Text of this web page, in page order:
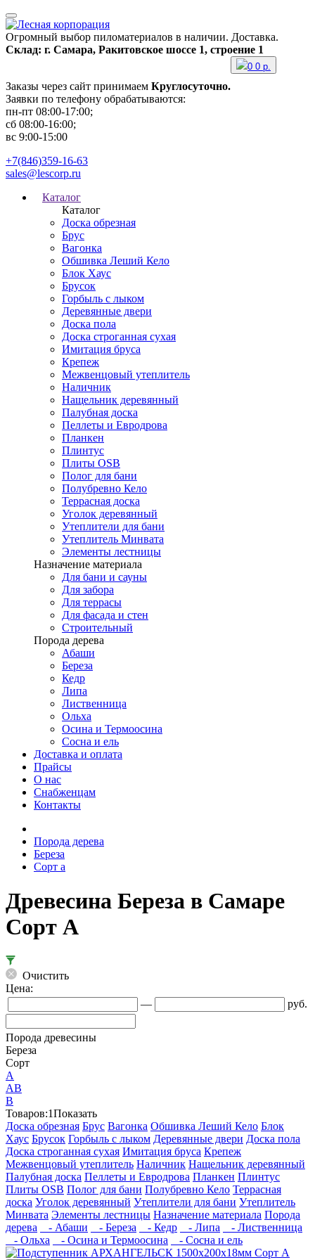
Огромный выбор пиломатериалов в наличии. Доставка.
Склад: г. Самара, Ракитовское шоссе 1, строение 1
Заказы через сайт принимаем Круглосуточно.
Заявки по телефону обрабатываются:
пн-пт 08:00-17:00;
сб 08:00-16:00;
вс 9:00-15:00
0 0 р.
+7(846)359-16-63
sales@lescorp.ru
Каталог
Каталог
Доска обрезная
Брус
Вагонка
Обшивка Леший Кело
Блок Хаус
Брусок
Горбыль с лыком
Деревянные двери
Доска пола
Доска строганная сухая
Имитация бруса
Крепеж
Межвенцовый утеплитель
Наличник
Нащельник деревянный
Палубная доска
Пеллеты и Евродрова
Планкен
Плинтус
Плиты OSB
Полог для бани
Полубревно Кело
Террасная доска
Уголок деревянный
Утеплители для бани
Утеплитель Минвата
Элементы лестницы
Назначение материала
Для бани и сауны
Для забора
Для террасы
Для фасада и стен
Строительный
Порода дерева
Абаши
Береза
Кедр
Липа
Лиственница
Ольха
Осина и Термоосина
Сосна и ель
Доставка и оплата
Прайсы
О нас
Снабженцам
Контакты
Порода дерева
Береза
Сорт а
Древесина Береза в Самаре
Сорт А
Очистить
Цена:
—
руб.
Порода древесины
Береза
Сорт
А
АВ
В
Товаров:1Показать
Доска обрезная Брус Вагонка Обшивка Леший Кело Блок
Хаус Брусок Горбыль с лыком Деревянные двери Доска пола
Доска строганная сухая Имитация бруса Крепеж
Межвенцовый утеплитель Наличник Нащельник деревянный
Палубная доска Пеллеты и Евродрова Планкен Плинтус
Плиты OSB Полог для бани Полубревно Кело Террасная
доска Уголок деревянный Утеплители для бани Утеплитель
Минвата Элементы лестницы Назначение материала Порода
дерева
- Абаши - Береза - Кедр - Липа
- Лиственница
- Ольха
- Осина и Термоосина - Сосна и ель